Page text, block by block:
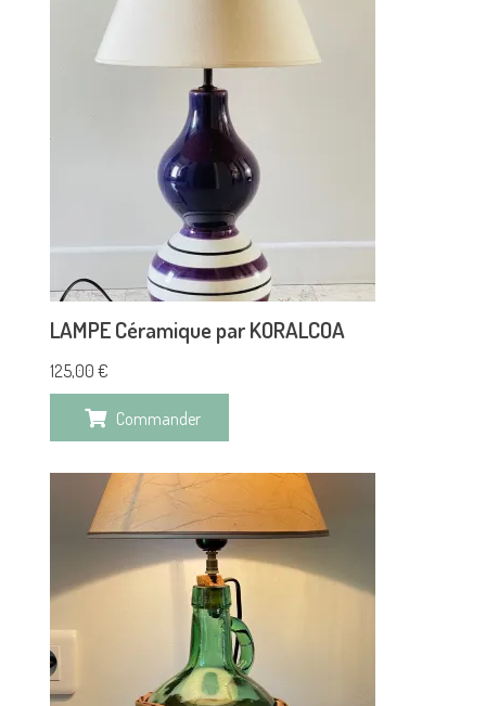
LAMPE Céramique par KORALCOA
125,00 €
Commander